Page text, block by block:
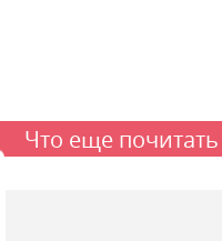
Что еще почитать